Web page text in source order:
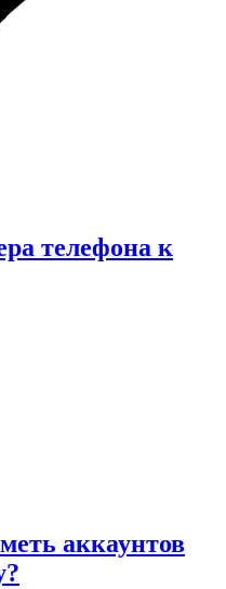
телефона к
аккаунтов